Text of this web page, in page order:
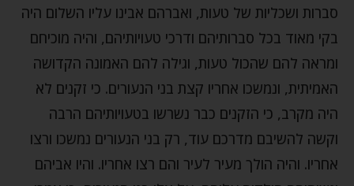
סברות ושכליות של טעות, ואברהם אבינו עליו השלום היה
בקי מאוד בכל סברותיהם ודרכי טעויותיהם, והיה מוכיחם
ומראה להם שהכול טעות, וגילה להם האמונה הקדושה
האמיתית, ונמשכו אחריו קצת בני הנעורים. כי זקנים לא
היה מקרב, כי הזקנים כבר נשרשו בטעויותיהם הרבה
וקשה להשיבם מדרכם עוד, רק בני הנעורים נמשכו ורצו
אחריו. והיה הולך מעיר לעיר והם רצו אחריו. והיו אביהם